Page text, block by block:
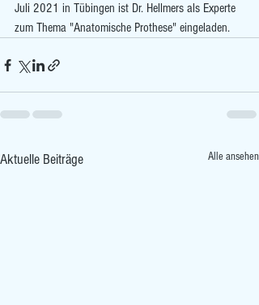
Juli 2021 in Tübingen ist Dr. Hellmers als Experte
zum Thema "Anatomische Prothese" eingeladen.
Aktuelle Beiträge Alle ansehen